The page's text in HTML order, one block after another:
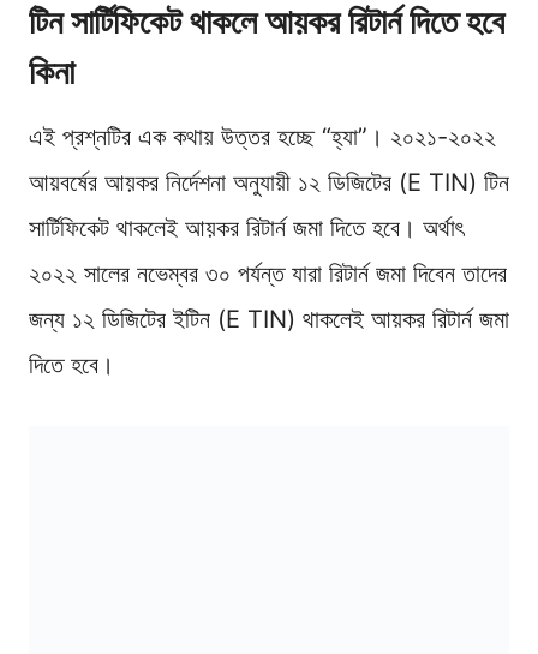
টিন সার্টিফিকেট থাকলে আয়কর রিটার্ন দিতে হবে
কিনা
এই প্রশ্নটির এক কথায় উত্তর হচ্ছে “হ্যা”। ২০২১-২০২২
আয়বর্ষের আয়কর নির্দেশনা অনুযায়ী ১২ ডিজিটের (E TIN) টিন
সার্টিফিকেট থাকলেই আয়কর রিটার্ন জমা দিতে হবে। অর্থাৎ
২০২২ সালের নভেম্বর ৩০ পর্যন্ত যারা রিটার্ন জমা দিবেন তাদের
জন্য ১২ ডিজিটের ইটিন (E TIN) থাকলেই আয়কর রিটার্ন জমা
দিতে হবে।